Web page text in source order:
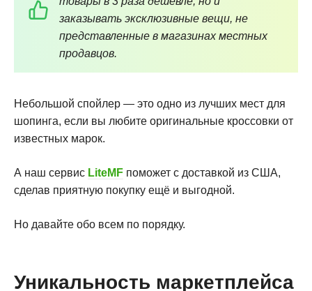
заказывать эксклюзивные вещи, не
представленные в магазинах местных
продавцов.
Небольшой спойлер — это одно из лучших мест для
шопинга, если вы любите оригинальные кроссовки от
известных марок.
А наш сервис LiteMF поможет с доставкой из США,
сделав приятную покупку ещё и выгодной.
Но давайте обо всем по порядку.
Уникальность маркетплейса